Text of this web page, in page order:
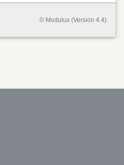
© Modulux (Version 4.4)